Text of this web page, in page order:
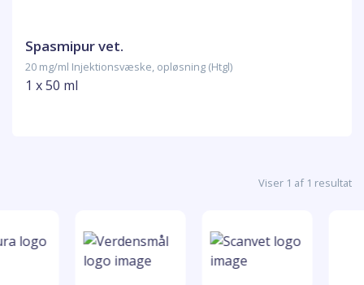
Spasmipur vet.
20 mg/ml Injektionsvæske, opløsning (Htgl)
1 x 50 ml
Viser 1 af 1 resultat